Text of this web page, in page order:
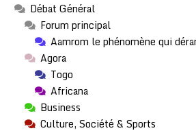
Débat Général
Forum principal
Aamrom le phénomène qui
Agora
Togo
Africana
Business
Culture, Société & Sports